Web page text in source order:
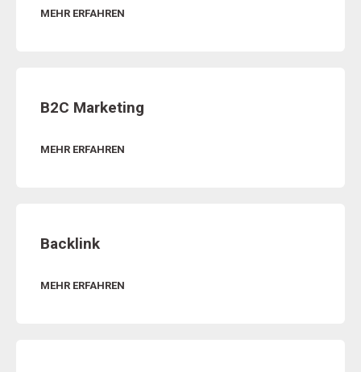
MEHR ERFAHREN
B2C Marketing
MEHR ERFAHREN
Backlink
MEHR ERFAHREN